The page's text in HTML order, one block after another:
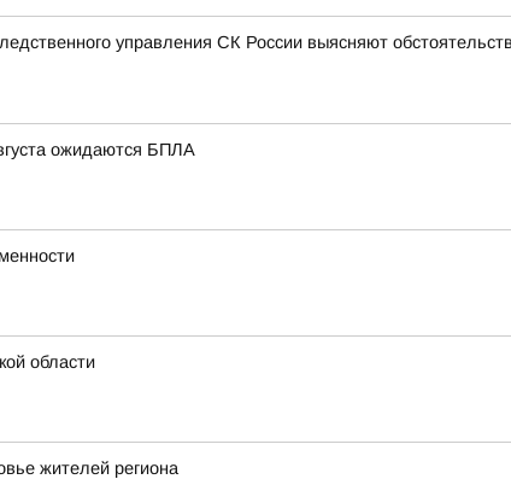
управления СК России выясняют
ожидаются БПЛА
области
жителей региона